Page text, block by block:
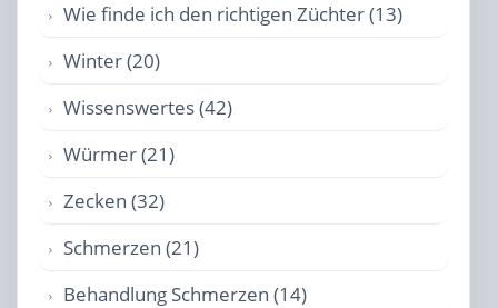
Wie finde ich den richtigen Züchter (13)
Winter (20)
Wissenswertes (42)
Würmer (21)
Zecken (32)
Schmerzen (21)
Behandlung Schmerzen (14)